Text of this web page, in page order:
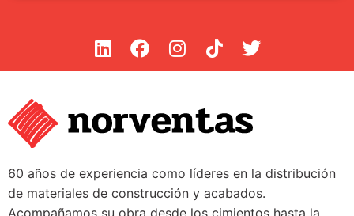
60 años de experiencia como líderes en la distribución
de materiales de construcción y acabados.